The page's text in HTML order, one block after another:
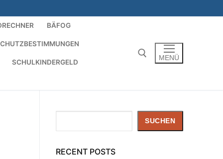
BÄFOG
SCHULKINDERGELD
MENÜ
SUCHEN
RECENT POSTS